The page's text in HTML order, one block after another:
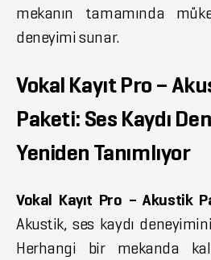
mekanın tamamında
deneyimi sunar.
Vokal Kayıt Pro –
Paketi: Ses Kaydı
Yeniden Tanımlıyor
Vokal Kayıt Pro – Akustik
Akustik, ses kaydı
Herhangi bir mekanda